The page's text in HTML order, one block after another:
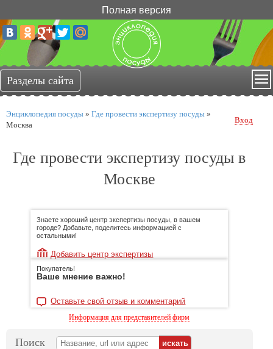
Полная версия
Энциклопедия посуды » Где провести экспертизу посуды »
Москва
Вход
Где провести экспертизу посуды в
Москве
Знаете хороший центр экспертизы посуды, в вашем
городе? Добавьте, поделитесь информацией с
остальными!
Добавить центр экспертизы
Покупатель!
Ваше мнение важно!
Оставьте свой отзыв и комментарий
Информация для представителей фирм
Поиск